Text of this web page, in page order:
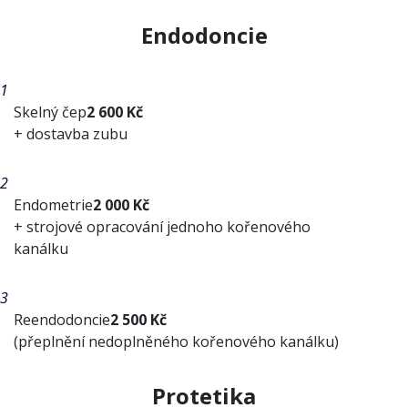
Endodoncie
1
Skelný čep2 600 Kč
+ dostavba zubu
2
Endometrie2 000 Kč
+ strojové opracování jednoho kořenového
kanálku
3
Reendodoncie2 500 Kč
(přeplnění nedoplněného kořenového kanálku)
Protetika